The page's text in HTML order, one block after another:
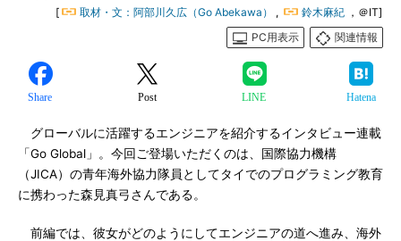
[ 取材・文：阿部川久広（Go Abekawa） , 鈴木麻紀 ，＠IT]
PC用表示
関連情報
Share Post LINE Hatena
グローバルに活躍するエンジニアを紹介するインタビュー連載
「Go Global」。今回ご登場いただくのは、国際協力機構
（JICA）の青年海外協力隊員としてタイでのプログラミング教育
に携わった森見真弓さんである。
前編では、彼女がどのようにしてエンジニアの道へ進み、海外